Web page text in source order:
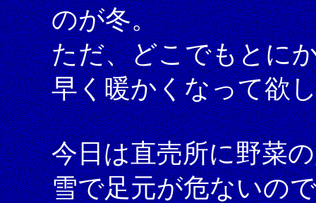
のが冬。
ただ、どこでもとに
早く暖かくなって欲
今日は直売所に野菜
雪で足元が危ないので